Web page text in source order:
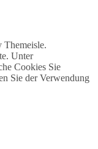
Themeisle.
Unter
Cookies Sie
Sie der Verwendung